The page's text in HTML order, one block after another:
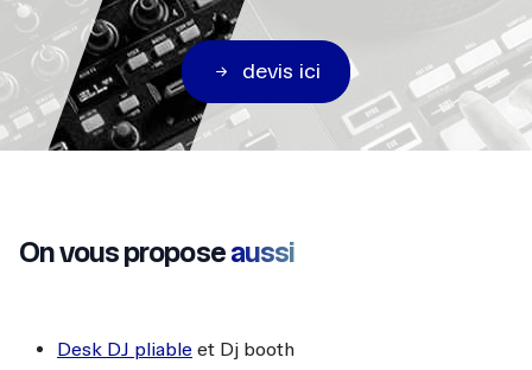
devis ici
On vous proposeaussi
Desk DJ pliable et Dj booth